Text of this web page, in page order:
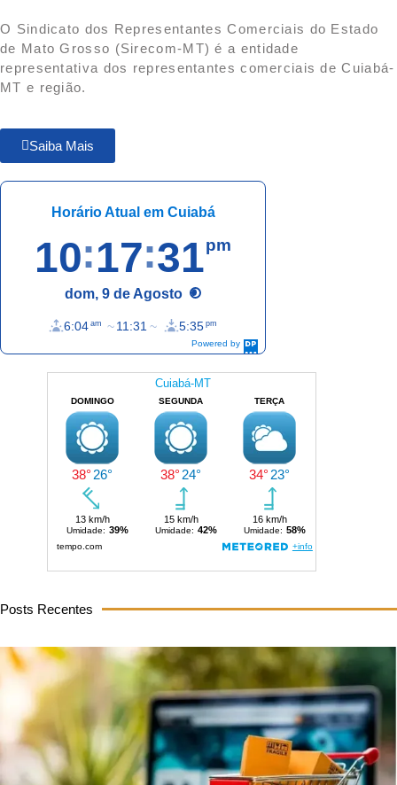
O Sindicato dos Representantes Comerciais do Estado
de Mato Grosso (Sirecom-MT) é a entidade
representativa dos representantes comerciais de Cuiabá-
MT e região.
Saiba Mais
Powered by
DaysPedia.com
Horário Atual em Cuiabá
10 17 33pm
dom, 9 de Agosto
6:04 am 11:31 5:35 pm
Posts Recentes